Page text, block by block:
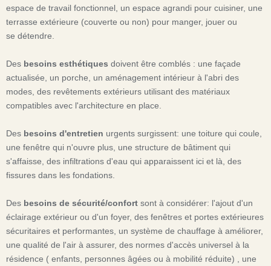
espace de travail fonctionnel, un espace agrandi pour cuisiner, une
terrasse extérieure (couverte ou non) pour manger, jouer ou
se détendre.
Des besoins esthétiques doivent être comblés : une façade
actualisée, un porche, un aménagement intérieur à l'abri des
modes, des revêtements extérieurs utilisant des matériaux
compatibles avec l'architecture en place.
Des besoins d'entretien urgents surgissent: une toiture qui coule,
une fenêtre qui n'ouvre plus, une structure de bâtiment qui
s'affaisse, des infiltrations d'eau qui apparaissent ici et là, des
fissures dans les fondations.
Des besoins de sécurité/confort sont à considérer: l'ajout d'un
éclairage extérieur ou d'un foyer, des fenêtres et portes extérieures
sécuritaires et performantes, un système de chauffage à améliorer,
une qualité de l'air à assurer, des normes d'accès universel à la
résidence ( enfants, personnes âgées ou à mobilité réduite) , une